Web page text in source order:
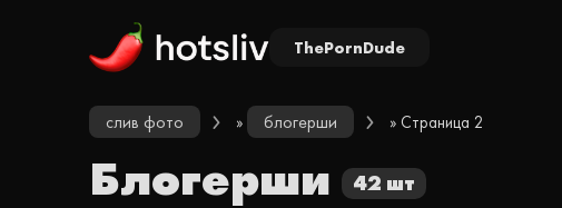
ThePornDude
слив фото » блогерши » Страница 2
Блогерши 42 шт